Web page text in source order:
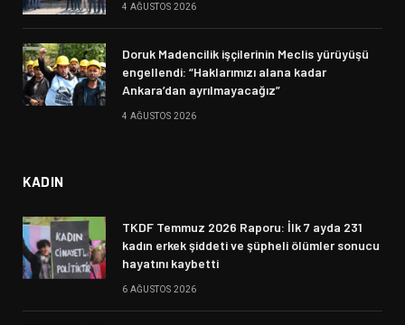
4 AĞUSTOS 2026
Doruk Madencilik işçilerinin Meclis yürüyüşü
engellendi: “Haklarımızı alana kadar
Ankara’dan ayrılmayacağız”
4 AĞUSTOS 2026
KADIN
TKDF Temmuz 2026 Raporu: İlk 7 ayda 231
kadın erkek şiddeti ve şüpheli ölümler sonucu
hayatını kaybetti
6 AĞUSTOS 2026